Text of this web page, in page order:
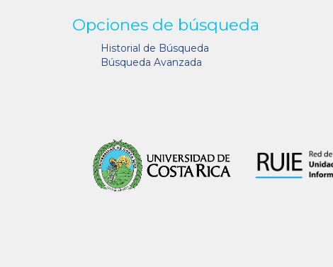
Opciones de búsqueda
Historial de Búsqueda
Búsqueda Avanzada